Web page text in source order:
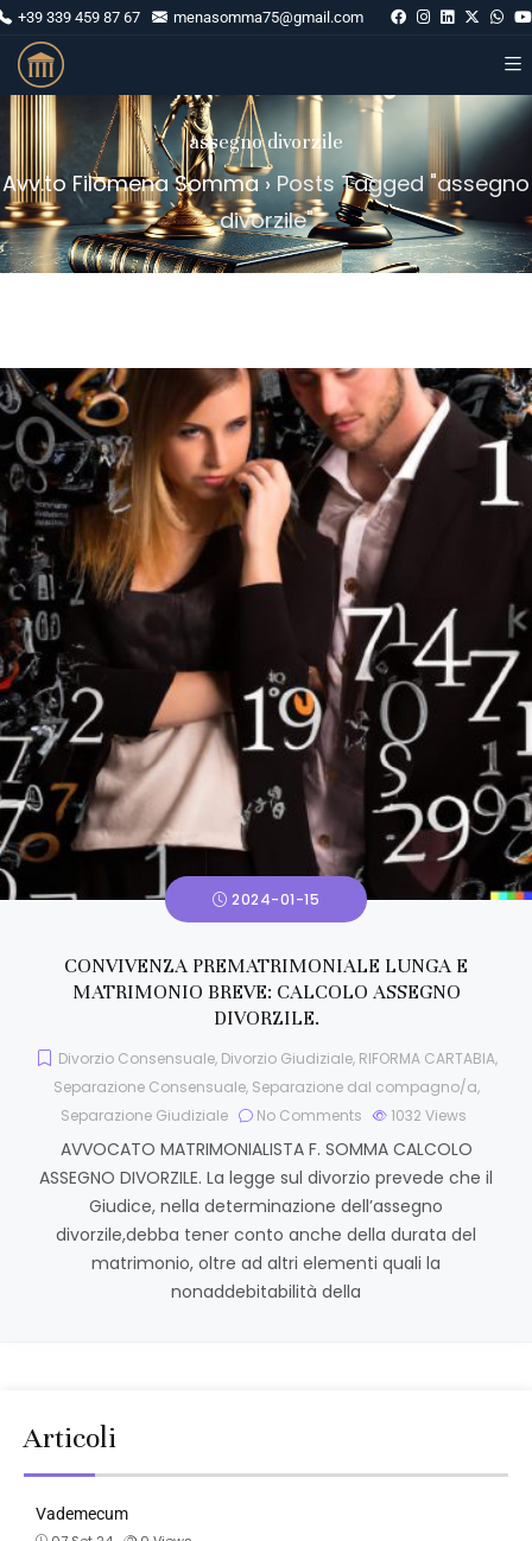
+39 339 459 87 67 menasomma75@gmail.com
assegno divorzile
Avv.to Filomena Somma› Posts Tagged "assegno
divorzile"
2024-01-15
CONVIVENZA PREMATRIMONIALE LUNGA E
MATRIMONIO BREVE: CALCOLO ASSEGNO
DIVORZILE.
Divorzio Consensuale, Divorzio Giudiziale, RIFORMA CARTABIA,
Separazione Consensuale, Separazione dal compagno/a,
Separazione Giudiziale
No Comments 1032 Views
AVVOCATO MATRIMONIALISTA F. SOMMA CALCOLO
ASSEGNO DIVORZILE. La legge sul divorzio prevede che il
Giudice, nella determinazione dell’assegno
divorzile,debba tener conto anche della durata del
matrimonio, oltre ad altri elementi quali la
nonaddebitabilità della
Articoli
Vademecum